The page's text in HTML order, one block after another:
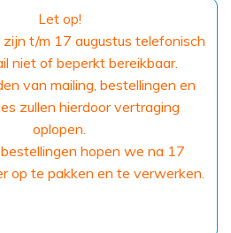
Let op!
zijn t/m 17 augustus telefonisch
niet of beperkt bereikbaar.
van mailing, bestellingen en
zullen hierdoor vertraging
oplopen.
hopen we na 17
op te pakken en te verwerken.